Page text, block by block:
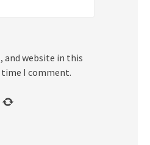
and website in this
I comment.